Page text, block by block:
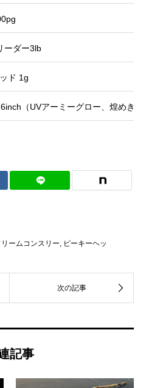
ーダー3lb
ド 1g
（UVアーミーグロー、煌めき
リームコンスリー, ピーキーヘッ
記事